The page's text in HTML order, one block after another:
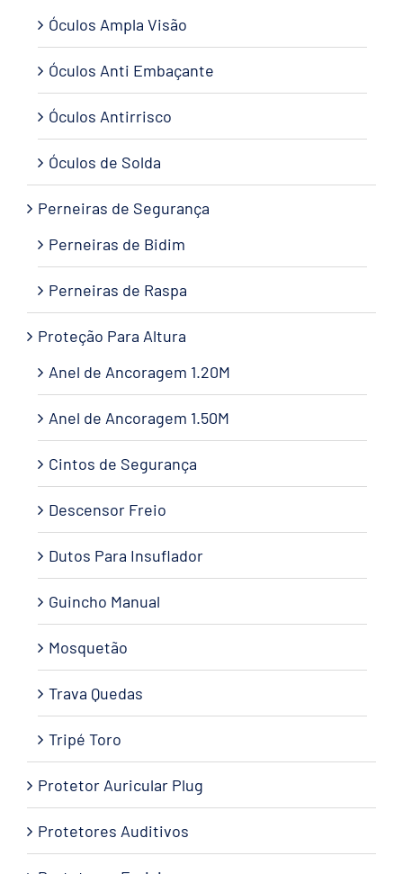
Óculos Ampla Visão
Óculos Anti Embaçante
Óculos Antirrisco
Óculos de Solda
Perneiras de Segurança
Perneiras de Bidim
Perneiras de Raspa
Proteção Para Altura
Anel de Ancoragem 1.20M
Anel de Ancoragem 1.50M
Cintos de Segurança
Descensor Freio
Dutos Para Insuflador
Guincho Manual
Mosquetão
Trava Quedas
Tripé Toro
Protetor Auricular Plug
Protetores Auditivos